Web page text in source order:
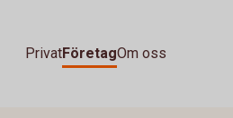
PrivatFöretagOm oss